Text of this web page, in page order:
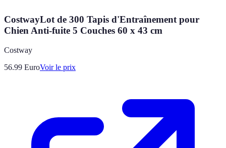
CostwayLot de 300 Tapis d'Entraînement pour
Chien Anti-fuite 5 Couches 60 x 43 cm
Costway
56.99 EuroVoir le prix